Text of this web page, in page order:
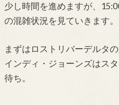
少し時間を進めますが、
の混雑状況を見ていきます。
まずはロストリバーデルタ
インディ・ジョーンズはス
待ち。